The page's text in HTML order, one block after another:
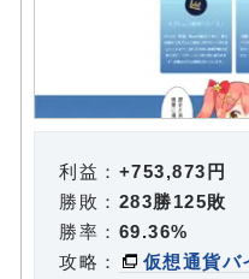
利益： +753,873円
勝敗： 283勝125敗
勝率： 69.36%
攻略：
仮想通貨バ